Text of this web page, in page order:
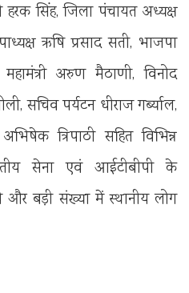
हरक सिंह, जिला पंचायत अध्यक्ष
ऋषि प्रसाद सती, भाजपा
अरुण मैठाणी, विनोद
सचिव पर्यटन धीराज गर्ब्याल,
त्रिपाठी सहित विभिन्न
सेना एवं आईटीबीपी के
और बड़ी संख्या में स्थानीय लोग